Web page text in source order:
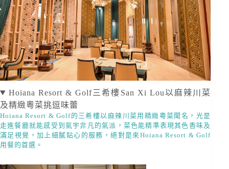
Hoiana Resort & Golf三希樓San Xi Lou以麻辣川菜
及精緻粵菜挑逗味蕾
Hoiana Resort & Golf的三希樓以麻辣川菜用精緻粵菜聞名，光是
走進餐廳就能感受到氣宇非凡的氣派，菜色能精準表現其色香味及
滿足視覺，加上細膩貼心的服務，絕對是來Hoiana Resort & Golf
用餐的首選。